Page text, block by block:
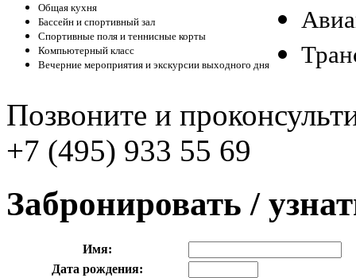
Общая кухня
Бассейн и спортивный зал
Спортивные поля и теннисные корты
Компьютерный класс
Вечерние мероприятия и экскурсии выходного дня
Позвоните и
+7 (495) 933 55 69
Забронировать /
Имя:
Дата рождения: